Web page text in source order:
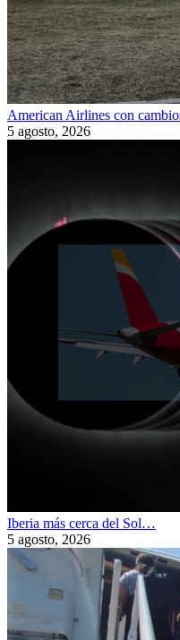
American Airlines con
5 agosto, 2026
Iberia más cerca del Sol…
5 agosto, 2026